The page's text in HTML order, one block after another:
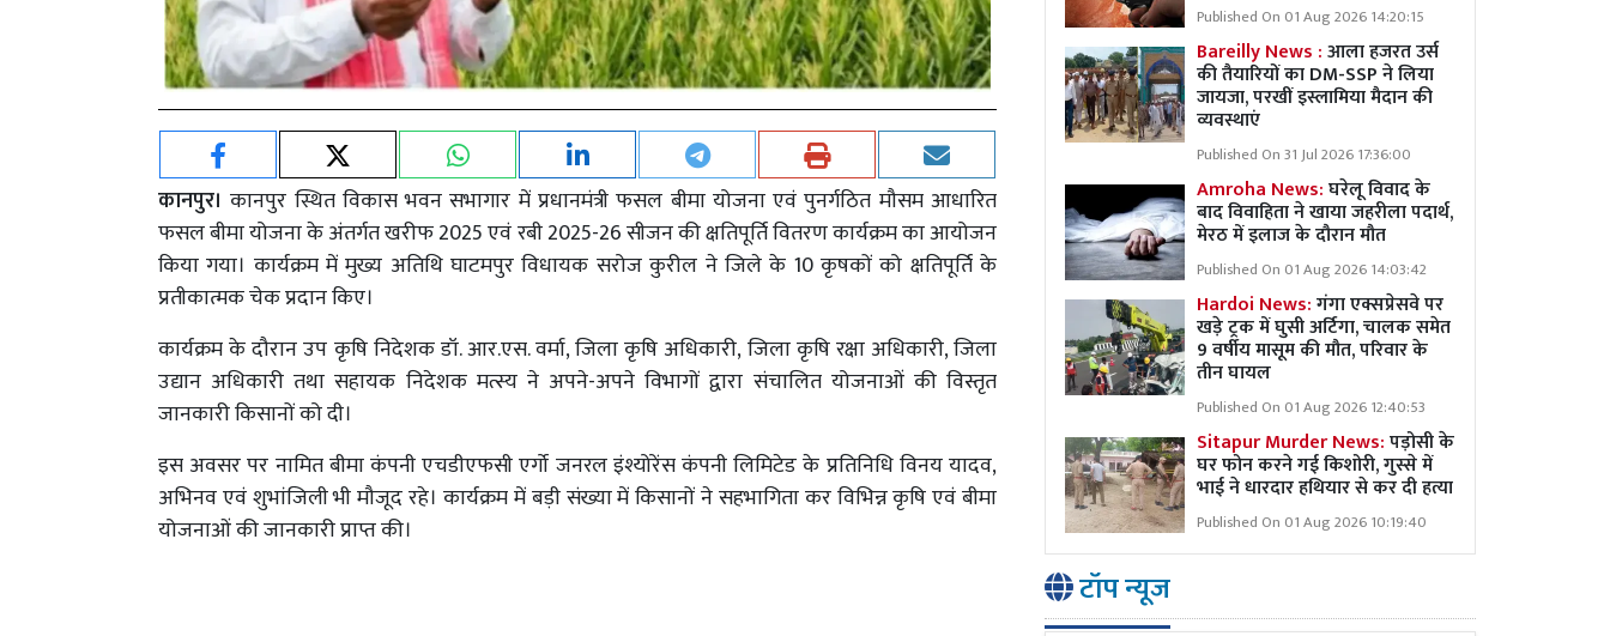
कानपुर। कानपुर स्थित विकास भवन सभागार में प्रधानमंत्री फसल बीमा योजना एवं पुनर्गठित मौसम आधारित
फसल बीमा योजना के अंतर्गत खरीफ 2025 एवं रबी 2025-26 सीजन की क्षतिपूर्ति वितरण कार्यक्रम का आयोजन
किया गया। कार्यक्रम में मुख्य अतिथि घाटमपुर विधायक सरोज कुरील ने जिले के 10 कृषकों को क्षतिपूर्ति के
प्रतीकात्मक चेक प्रदान किए।
कार्यक्रम के दौरान उप कृषि निदेशक डॉ. आर.एस. वर्मा, जिला कृषि अधिकारी, जिला कृषि रक्षा अधिकारी, जिला
उद्यान अधिकारी तथा सहायक निदेशक मत्स्य ने अपने-अपने विभागों द्वारा संचालित योजनाओं की विस्तृत
जानकारी किसानों को दी।
इस अवसर पर नामित बीमा कंपनी एचडीएफसी एर्गो जनरल इंश्योरेंस कंपनी लिमिटेड के प्रतिनिधि विनय यादव,
अभिनव एवं शुभांजिली भी मौजूद रहे। कार्यक्रम में बड़ी संख्या में किसानों ने सहभागिता कर विभिन्न कृषि एवं बीमा
योजनाओं की जानकारी प्राप्त की।
Published On 01 Aug 2026 14:20:15
Bareilly News :आला हजरत उर्स
की तैयारियों का DM-SSP ने लिया
जायजा, परखीं इस्लामिया मैदान की
व्यवस्थाएं
Published On 31 Jul 2026 17:36:00
Amroha News:घरेलू विवाद के
बाद विवाहिता ने खाया जहरीला पदार्थ,
मेरठ में इलाज के दौरान मौत
Published On 01 Aug 2026 14:03:42
Hardoi News:गंगा एक्सप्रेसवे पर
खड़े ट्रक में घुसी अर्टिगा, चालक समेत
9 वर्षीय मासूम की मौत, परिवार के
तीन घायल
Published On 01 Aug 2026 12:40:53
Sitapur Murder News:पड़ोसी के
घर फोन करने गई किशोरी, गुस्से में
भाई ने धारदार हथियार से कर दी हत्या
Published On 01 Aug 2026 10:19:40
टॉप न्यूज